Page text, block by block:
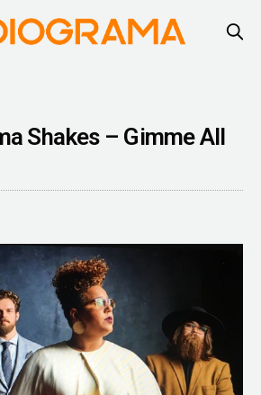
Shakes – Gimme All